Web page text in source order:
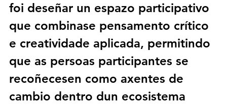
foi deseñar un espazo participativo
que combinase pensamento crítico
e creatividade aplicada, permitindo
que as persoas participantes se
recoñecesen como axentes de
cambio dentro dun ecosistema